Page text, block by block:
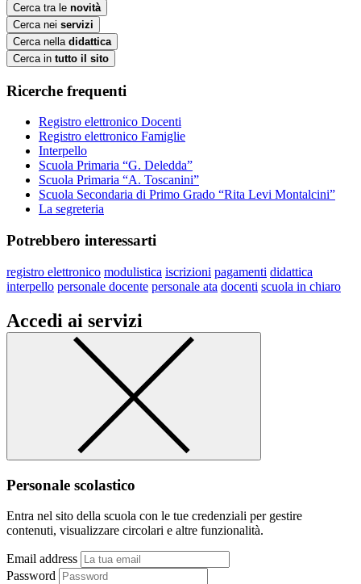
Cerca tra le novità
Cerca nei servizi
Cerca nella didattica
Cerca in tutto il sito
Ricerche frequenti
Registro elettronico Docenti
Registro elettronico Famiglie
Interpello
Scuola Primaria “G. Deledda”
Scuola Primaria “A. Toscanini”
Scuola Secondaria di Primo Grado “Rita Levi Montalcini”
La segreteria
Potrebbero interessarti
registro elettronico modulistica iscrizioni pagamenti didattica
interpello personale docente personale ata docenti scuola in chiaro
Accedi ai servizi
Personale scolastico
Entra nel sito della scuola con le tue credenziali per gestire
contenuti, visualizzare circolari e altre funzionalità.
Email address
Password